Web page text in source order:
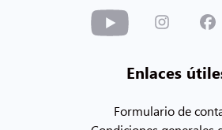
Enlaces
Formulario de